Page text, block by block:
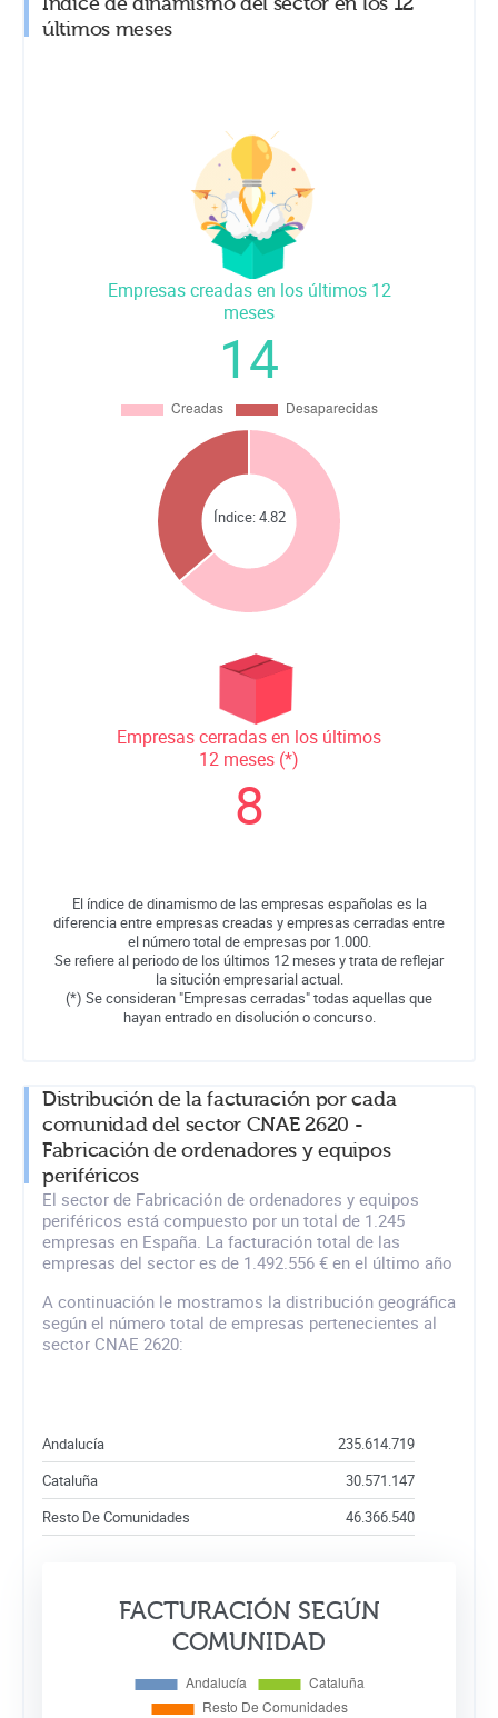
últimos meses
Empresas creadas en los últimos 12
meses
14
Índice:4.82
Empresas cerradas en los últimos
12 meses (*)
8
El índice de dinamismo de las empresas españolas es la
diferencia entre empresas creadas y empresas cerradas entre
el número total de empresas por 1.000.
Se refiere al periodo de los últimos 12 meses y trata de reflejar
la situción empresarial actual.
(*) Se consideran "Empresas cerradas" todas aquellas que
hayan entrado en disolución o concurso.
Distribución de la facturación por cada
comunidad del sector CNAE 2620 -
Fabricación de ordenadores y equipos
periféricos
El sector de Fabricación de ordenadores y equipos
periféricos está compuesto por un total de 1.245
empresas en España. La facturación total de las
empresas del sector es de 1.492.556 € en el último año
A continuación le mostramos la distribución geográfica
según el número total de empresas pertenecientes al
sector CNAE 2620:
Andalucía
235.614.719
Cataluña
30.571.147
Resto De Comunidades
46.366.540
FACTURACIÓN SEGÚN
COMUNIDAD